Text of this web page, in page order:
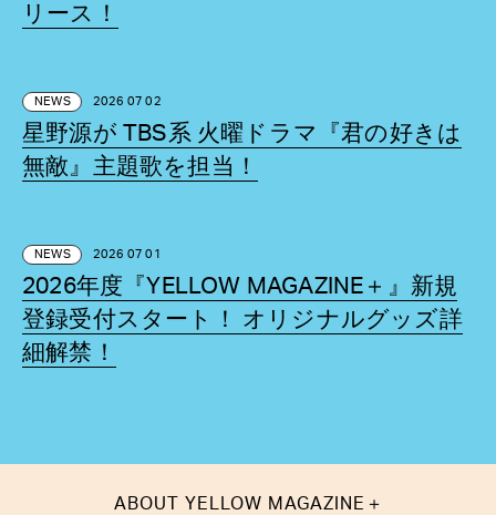
リース！
NEWS 2026 07 02
星野源が TBS系 火曜ドラマ『君の好きは
無敵』主題歌を担当！
NEWS 2026 07 01
2026年度『YELLOW MAGAZINE＋』新規
登録受付スタート！ オリジナルグッズ詳
細解禁！
ABOUT YELLOW MAGAZINE ＋